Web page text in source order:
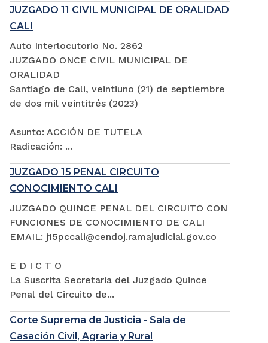
JUZGADO 11 CIVIL MUNICIPAL DE ORALIDAD
CALI
Auto Interlocutorio No. 2862
JUZGADO ONCE CIVIL MUNICIPAL DE
ORALIDAD
Santiago de Cali, veintiuno (21) de septiembre
de dos mil veintitrés (2023)
Asunto: ACCIÓN DE TUTELA
Radicación: ...
JUZGADO 15 PENAL CIRCUITO
CONOCIMIENTO CALI
JUZGADO QUINCE PENAL DEL CIRCUITO CON
FUNCIONES DE CONOCIMIENTO DE CALI
EMAIL: j15pccali@cendoj.ramajudicial.gov.co
E D I C T O
La Suscrita Secretaria del Juzgado Quince
Penal del Circuito de...
Corte Suprema de Justicia - Sala de
Casación Civil, Agraria y Rural